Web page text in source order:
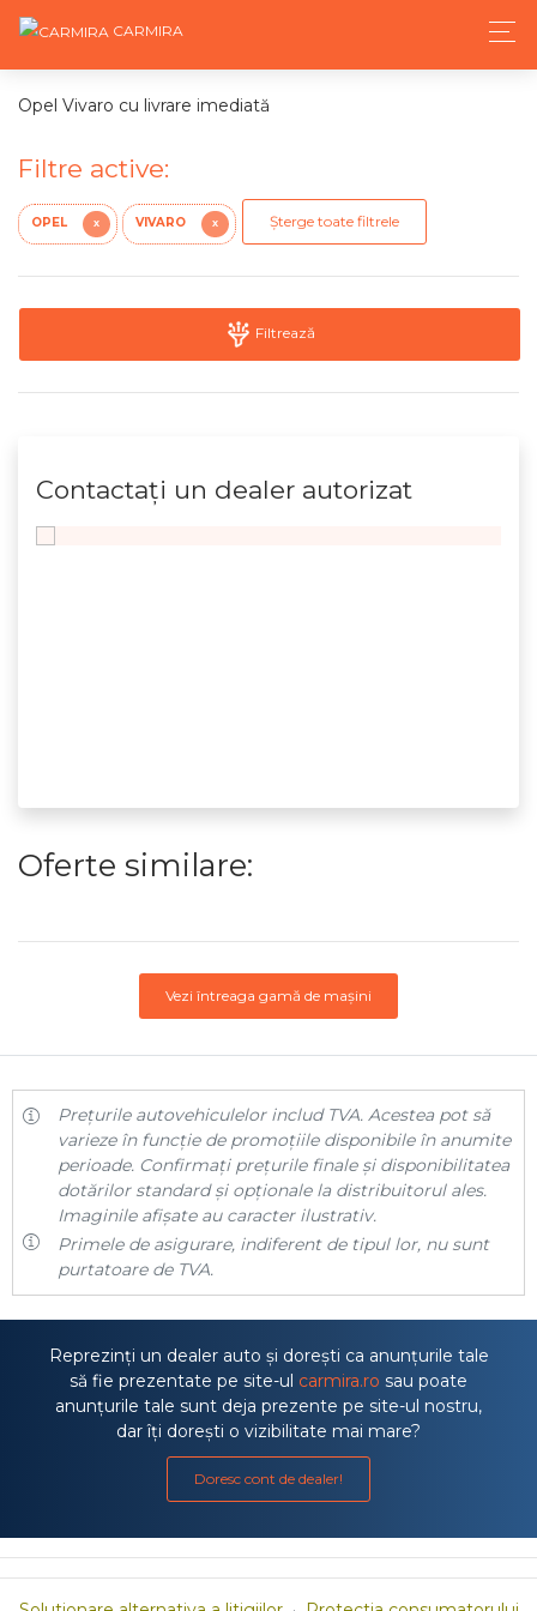
CARMIRA
Opel Vivaro cu livrare imediată
Filtre active:
OPEL X VIVARO X Șterge toate filtrele
Filtrează
Contactaţi un dealer autorizat
Oferte similare:
Vezi întreaga gamă de mașini
Prețurile autovehiculelor includ TVA. Acestea pot să
varieze în funcție de promoțiile disponibile în anumite
perioade. Confirmați prețurile finale și disponibilitatea
dotărilor standard și opționale la distribuitorul ales.
Imaginile afișate au caracter ilustrativ.
Primele de asigurare, indiferent de tipul lor, nu sunt
purtatoare de TVA.
Reprezinți un dealer auto și dorești ca anunțurile tale
să fie prezentate pe site-ul carmira.ro sau poate
anunțurile tale sunt deja prezente pe site-ul nostru,
dar îți dorești o vizibilitate mai mare?
Doresc cont de dealer!